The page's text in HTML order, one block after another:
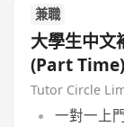
兼職
大學生中
(Part Time)
Tutor Circle
一對一上